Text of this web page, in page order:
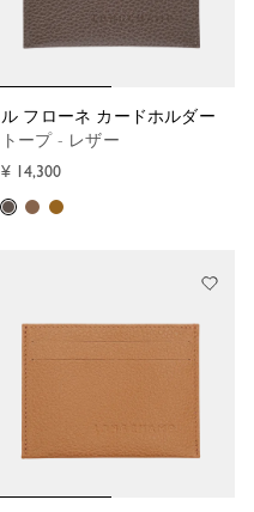
ル フローネ カードホルダー
トープ - レザー
¥ 14,300